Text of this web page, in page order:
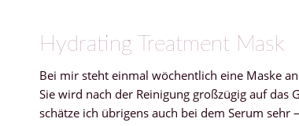
Hydrating Treatment Mask
Bei mir steht einmal wöchentlich eine Maske
Sie wird nach der Reinigung großzügig auf das
schätze ich übrigens auch bei dem Serum sehr